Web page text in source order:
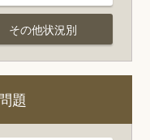
その他状況別
題